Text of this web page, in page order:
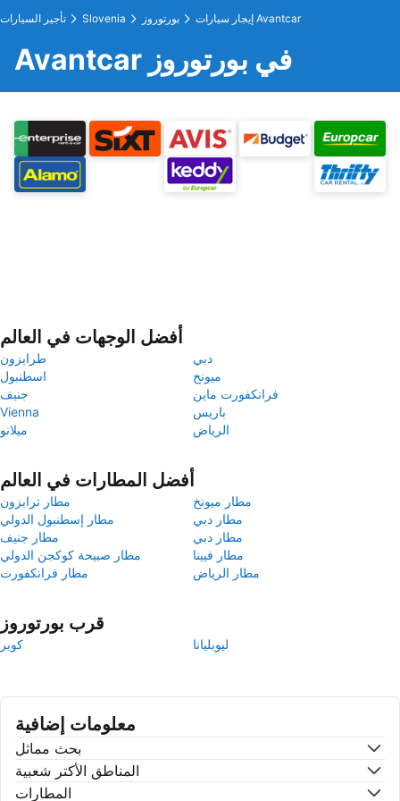
تأجير السيارات Slovenia بورتوروز إيجار سيارات Avantcar
Avantcar في بورتوروز
أفضل الوجهات في العالم
طرابزون
دبي
اسطنبول
ميونخ
جنيف
فرانكفورت ماين
Vienna
باريس
ميلانو
الرياض
أفضل المطارات في العالم
مطار ترابزون
مطار ميونخ
مطار إسطنبول الدولي
مطار دبي
مطار جنيف
مطار دبي
مطار صبيحة كوكجن الدولي
مطار فيينا
مطار فرانكفورت
مطار الرياض
قرب بورتوروز
كوبر ليوبليانا
معلومات إضافية
بحث مماثل
المناطق الأكتر شعبية
المطارات